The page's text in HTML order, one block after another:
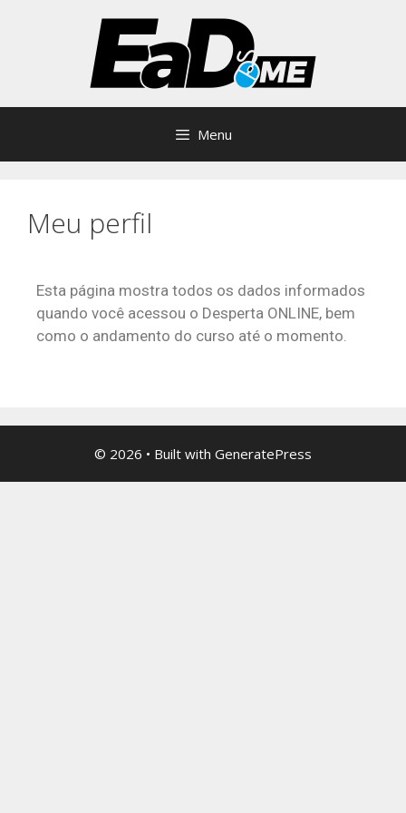
Menu
Meu perfil
Esta página mostra todos os dados informados
quando você acessou o Desperta ONLINE, bem
como o andamento do curso até o momento.
© 2026 • Built with GeneratePress